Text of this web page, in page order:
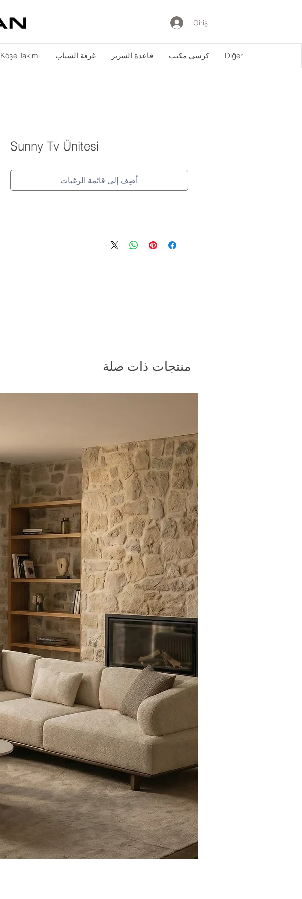
Giriş
Köşe Takımı غرفة الشباب قاعدة السرير كرسي مكتب Diğer
Sunny Tv Ünitesi
أضِف إلى قائمة الرغبات
منتجات ذات صلة